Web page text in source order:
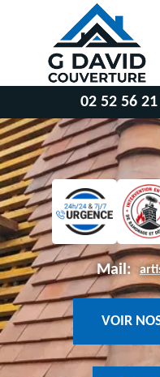
02 52 56
Mail:
VOIR